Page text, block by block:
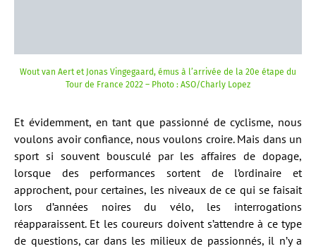
Wout van Aert et Jonas Vingegaard, émus à l’arrivée de la 20e étape du
Tour de France 2022 – Photo : ASO/Charly Lopez
Et évidemment, en tant que passionné de cyclisme, nous
voulons avoir confiance, nous voulons croire. Mais dans un
sport si souvent bousculé par les affaires de dopage,
lorsque des performances sortent de l’ordinaire et
approchent, pour certaines, les niveaux de ce qui se faisait
lors d’années noires du vélo, les interrogations
réapparaissent. Et les coureurs doivent s’attendre à ce type
de questions, car dans les milieux de passionnés, il n’y a